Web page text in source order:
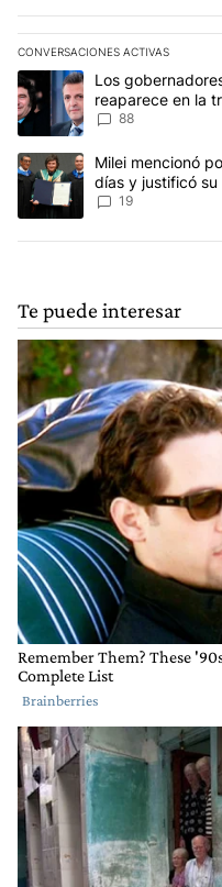
CONVERSACIONES ACTIVAS
Este listado muestra los
Un artículo de tendencia
Los
reaparece en la
88
Un artículo de tendencia
Milei mencionó
días y justificó su
escenario posible”
19